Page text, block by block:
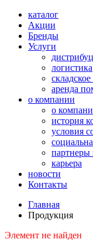
каталог
Акции
Бренды
Услуги
логистика
аренда
о компании
о
история
условия
партнеры
карьера
новости
Контакты
Главная
Продукция
Элемент не найден